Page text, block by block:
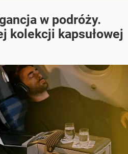
w podróży.
kolekcji kapsułowej